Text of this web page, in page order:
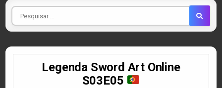
Pesquisar
por
Legenda Sword Art Online
S03E05